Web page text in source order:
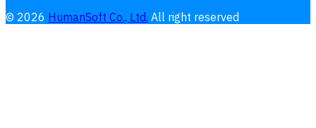
© 2026 HumanSoft Co., Ltd. All right reserved